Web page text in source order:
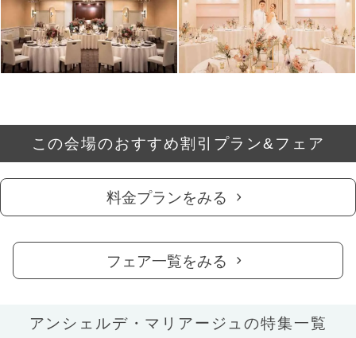
この会場のおすすめ割引プラン&フェア
料金プランをみる
フェア一覧をみる
アンシェルデ・マリアージュの特集一覧